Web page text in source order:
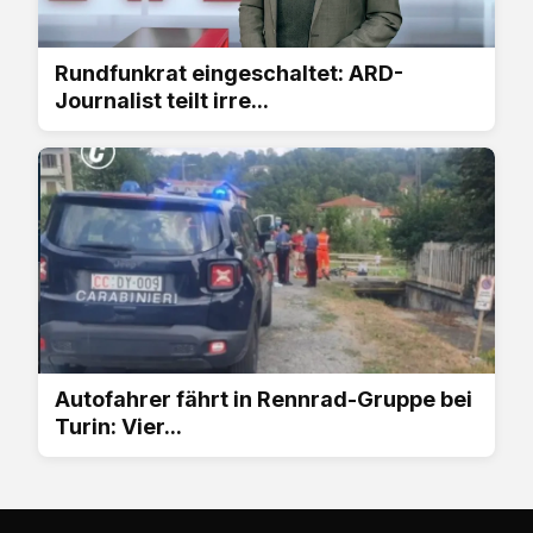
Rundfunkrat eingeschaltet: ARD-
Journalist teilt irre...
Autofahrer fährt in Rennrad-Gruppe bei
Turin: Vier...